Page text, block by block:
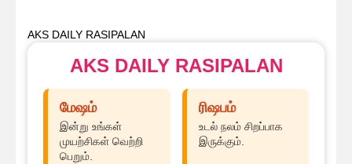
AKS DAILY RASIPALAN
AKS DAILY RASIPALAN
மேஷம்
இன்று உங்கள்
முயற்சிகள் வெற்றி
பெறும்.
ரிஷபம்
உடல் நலம் சிறப்பாக
இருக்கும்.